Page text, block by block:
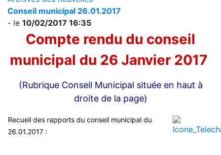
Conseil municipal 26.01.2017
- le 10/02/2017 16:35
Compte rendu du conseil
municipal du 26 Janvier 2017
(Rubrique Conseil Municipal située en haut à
droite de la page)
Recueil des rapports du conseil municipal du
26.01.2017 :